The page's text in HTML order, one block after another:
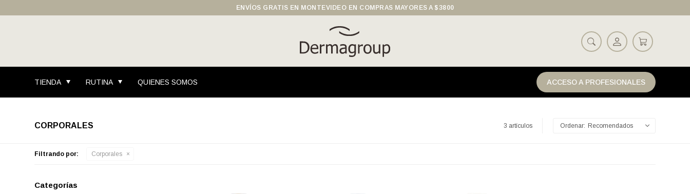
TIENDA RUTINA QUIENES SOMOS ACCESO A PROFESIONALES
ENVÍOS GRATIS EN MONTEVIDEO EN COMPRAS MAYORES A $3800
CORPORALES 3 artículos Recomendados
Filtrando por: Corporales
Categorías